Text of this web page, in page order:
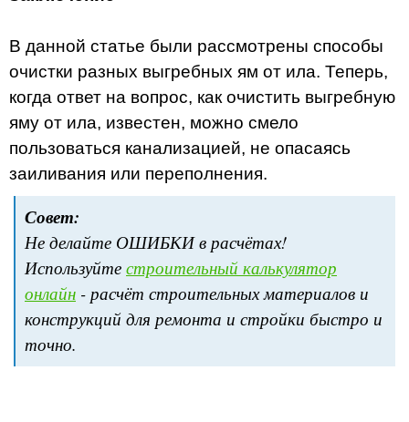
В данной статье были рассмотрены способы
очистки разных выгребных ям от ила. Теперь,
когда ответ на вопрос, как очистить выгребную
яму от ила, известен, можно смело
пользоваться канализацией, не опасаясь
заиливания или переполнения.
Совет:
Не делайте ОШИБКИ в расчётах!
Используйте строительный калькулятор
онлайн - расчёт строительных материалов и
конструкций для ремонта и стройки быстро и
точно.